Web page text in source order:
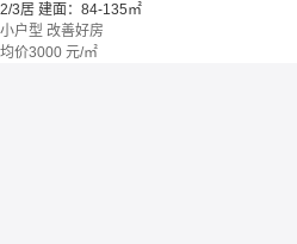
2/3居 建面：84-135㎡
小户型 改善好房
均价3000 元/㎡